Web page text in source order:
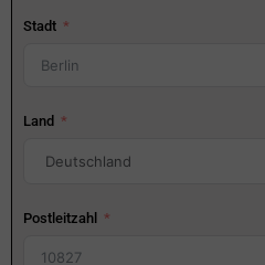
Stadt
Land
Postleitzahl